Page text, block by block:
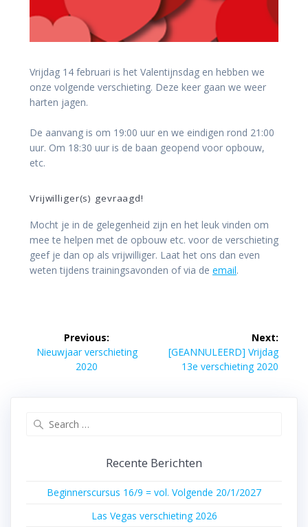
Vrijdag 14 februari is het Valentijnsdag en hebben we
onze volgende verschieting. Deze keer gaan we weer
harten jagen.
De aanvang is om 19:00 uur en we eindigen rond 21:00
uur. Om 18:30 uur is de baan geopend voor opbouw,
etc.
Vrijwilliger(s) gevraagd!
Mocht je in de gelegenheid zijn en het leuk vinden om
mee te helpen met de opbouw etc. voor de verschieting
geef je dan op als vrijwilliger. Laat het ons dan even
weten tijdens trainingsavonden of via de email.
Bericht
navigatie
Previous:
Previous
Nieuwjaar verschieting
2020
Next:
Next
post:
[GEANNULEERD] Vrijdag
13e verschieting 2020
Recente Berichten
Beginnerscursus 16/9 = vol. Volgende 20/1/2027
Las Vegas verschieting 2026